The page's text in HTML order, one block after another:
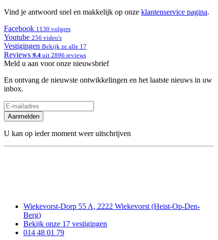
Vind je antwoord snel en makkelijk op onze klantenservice pagina.
Facebook 1130 volgers
Youtube 256 video's
Vestigingen Bekijk ze alle 17
Reviews 9.4 uit 2896 reviews
Meld u aan voor onze nieuwsbrief
En ontvang de nieuwste ontwikkelingen en het laatste nieuws in uw
inbox.
Aanmelden
U kan op ieder moment weer uitschrijven
Wiekevorst-Dorp 55 A, 2222 Wiekevorst (Heist-Op-Den-
Berg)
Bekijk onze 17 vestigingen
014 48 01 79